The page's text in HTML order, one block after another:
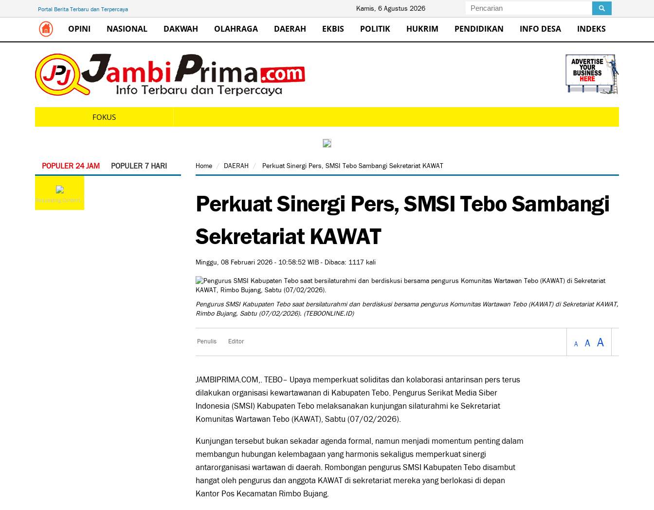
Portal Berita Terbaru dan Terpercaya Kamis, 6 Agustus 2026
OPINI NASIONAL DAKWAH OLAHRAGA DAERAH EKBIS POLITIK HUKRIM PENDIDIKAN INFO DESA INDEKS
FOKUS
POPULER 24 JAM POPULER 7 HARI
Requesting Content...
Home DAERAH Perkuat Sinergi Pers, SMSI Tebo Sambangi Sekretariat KAWAT
Perkuat Sinergi Pers, SMSI Tebo Sambangi
Sekretariat KAWAT
Minggu, 08 Februari 2026 - 10:58:52 WIB - Dibaca: 1117 kali
Pengurus SMSI Kabupaten Tebo saat bersilaturahmi dan berdiskusi bersama pengurus Komunitas Wartawan Tebo (KAWAT) di Sekretariat KAWAT,
Rimbo Bujang, Sabtu (07/02/2026). (TEBOONLINE.ID)
Penulis Editor A A A
JAMBIPRIMA.COM,. TEBO– Upaya memperkuat soliditas dan kolaborasi antarinsan pers terus
dilakukan organisasi kewartawanan di Kabupaten Tebo. Pengurus Serikat Media Siber
Indonesia (SMSI) Kabupaten Tebo melaksanakan kunjungan silaturahmi ke Sekretariat
Komunitas Wartawan Tebo (KAWAT), Sabtu (07/02/2026).
Kunjungan tersebut bukan sekadar agenda formal, namun menjadi momentum penting dalam
membangun hubungan kelembagaan yang harmonis sekaligus memperkuat sinergi
antarorganisasi wartawan di daerah. Rombongan pengurus SMSI Kabupaten Tebo disambut
hangat oleh pengurus dan anggota KAWAT di sekretariat mereka yang berlokasi di depan
Kantor Pos Kecamatan Rimbo Bujang.